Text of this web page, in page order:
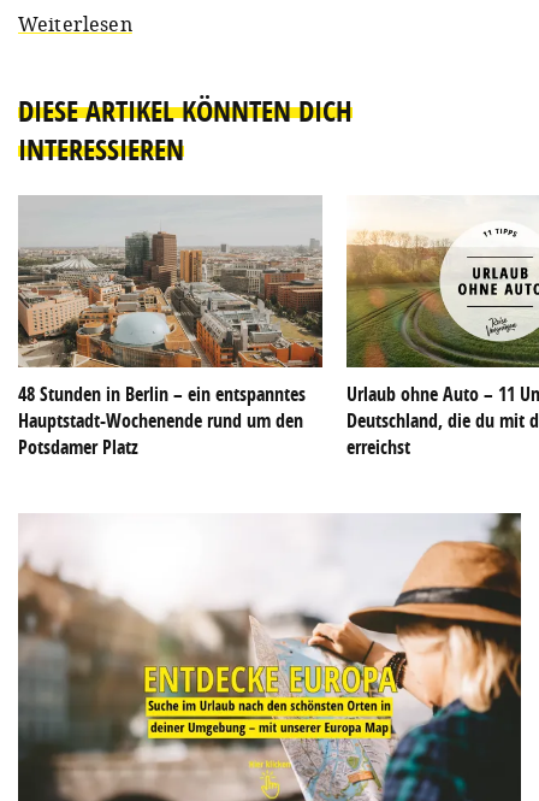
Weiterlesen
DIESE ARTIKEL KÖNNTEN DICH
INTERESSIEREN
48 Stunden in Berlin – ein entspanntes
Hauptstadt-Wochenende rund um den
Potsdamer Platz
Urlaub ohne Auto – 11
Deutschland, die du mit
erreichst